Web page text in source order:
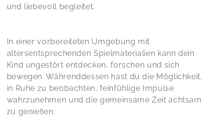
und liebevoll begleitet.
In einer vorbereiteten Umgebung mit
altersentsprechenden Spielmaterialien kann dein
Kind ungestört entdecken, forschen und sich
bewegen. Währenddessen hast du die Möglichkeit,
in Ruhe zu beobachten, feinfühlige Impulse
wahrzunehmen und die gemeinsame Zeit achtsam
zu genießen.